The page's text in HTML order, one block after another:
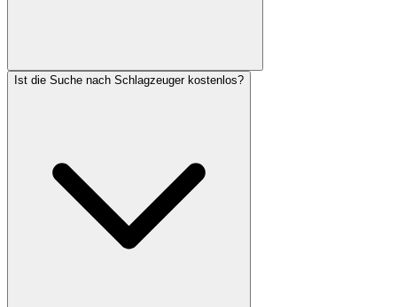
Ist die Suche nach Schlagzeuger kostenlos?